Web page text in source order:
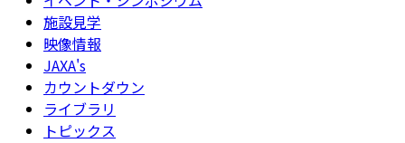
施設見学
映像情報
JAXA's
カウントダウン
ライブラリ
トピックス